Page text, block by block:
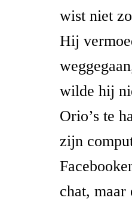
wist niet
Hij
wilde hij
Orio’s te
zijn
chat,